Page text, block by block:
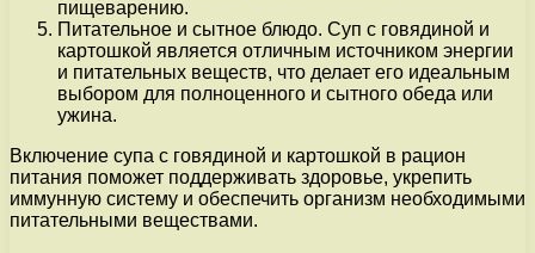
пищеварению.
Питательное и сытное блюдо. Суп с говядиной и
картошкой является отличным источником энергии
и питательных веществ, что делает его идеальным
выбором для полноценного и сытного обеда или
ужина.
Включение супа с говядиной и картошкой в рацион
питания поможет поддерживать здоровье, укрепить
иммунную систему и обеспечить организм необходимыми
питательными веществами.